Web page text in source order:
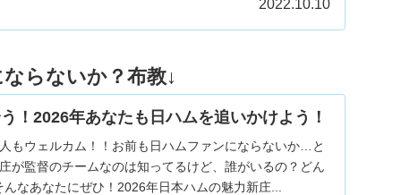
2022.10.10
らないか？布教↓
！2026年あなたも日ハムを追いかけよう！
もウェルカム！！お前も日ハムファンにならないか…と
が監督のチームなのは知ってるけど、誰がいるの？どん
んなあなたにぜひ！2026年日本ハムの魅力新庄...